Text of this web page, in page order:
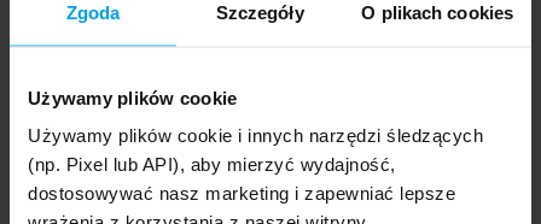
Zgoda Szczegóły O plikach cookies
Używamy plików cookie
Używamy plików cookie i innych narzędzi śledzących
(np. Pixel lub API), aby mierzyć wydajność,
dostosowywać nasz marketing i zapewniać lepsze
przez EKUZ usługi medyczne, suma
gwarantowana powinna być nie mniejsza niż
wypadek akcji poszukiwawczych, w górach czy na
morzu, suma gwarantowana powinna wynosić
przynajmniej 6 000 euro,